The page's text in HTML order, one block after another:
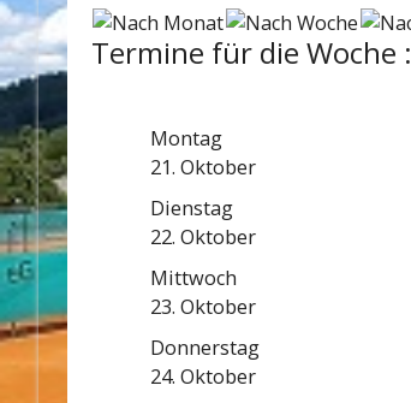
Termine für die Woche :
Montag
21. Oktober
Dienstag
22. Oktober
Mittwoch
23. Oktober
Donnerstag
24. Oktober